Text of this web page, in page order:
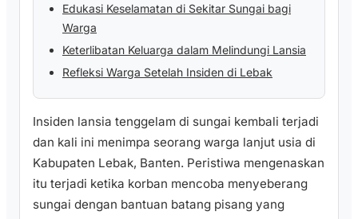
Edukasi Keselamatan di Sekitar Sungai bagi
Warga
Keterlibatan Keluarga dalam Melindungi Lansia
Refleksi Warga Setelah Insiden di Lebak
Insiden lansia tenggelam di sungai kembali terjadi
dan kali ini menimpa seorang warga lanjut usia di
Kabupaten Lebak, Banten. Peristiwa mengenaskan
itu terjadi ketika korban mencoba menyeberang
sungai dengan bantuan batang pisang yang